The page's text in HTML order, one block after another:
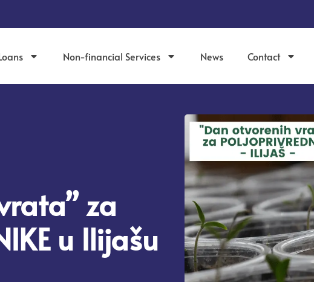
Non-financial Services News Contact
za
u Ilijašu